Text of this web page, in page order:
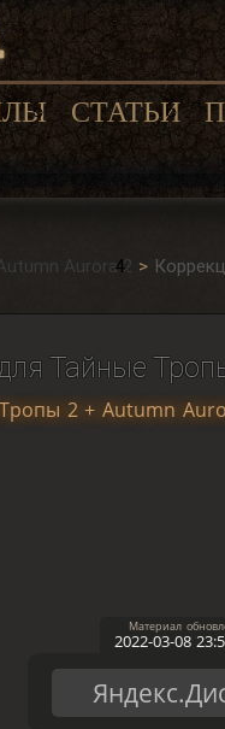
СТАТЬИ
Aurora 2
Тайные
2 + Autumn
2022-03-08